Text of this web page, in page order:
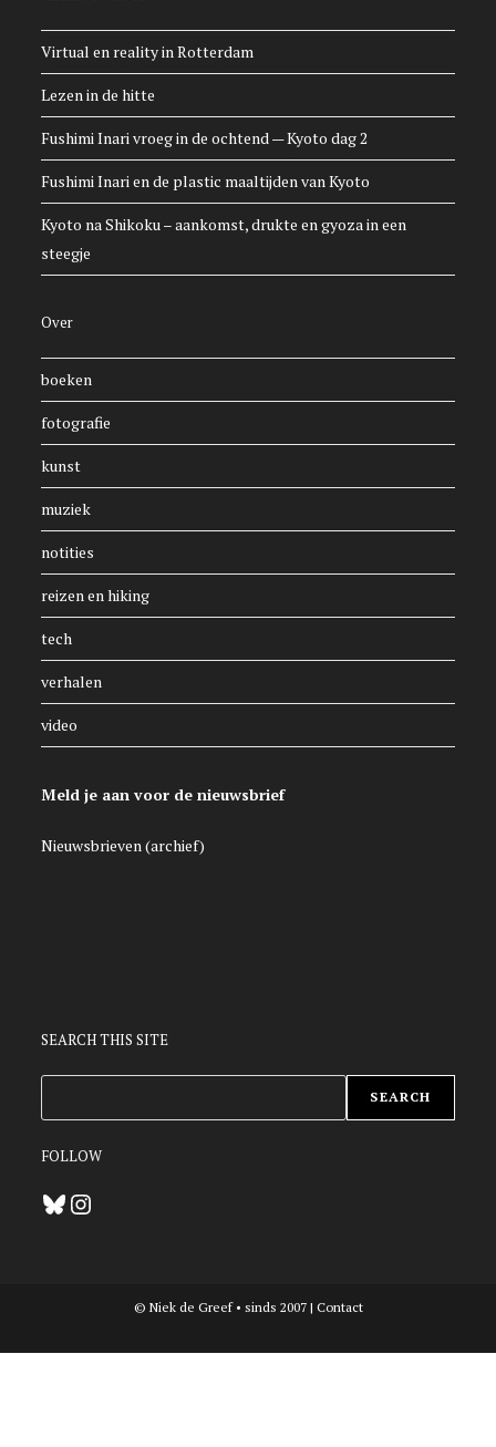
Virtual en reality in Rotterdam
Lezen in de hitte
Fushimi Inari vroeg in de ochtend — Kyoto dag 2
Fushimi Inari en de plastic maaltijden van Kyoto
Kyoto na Shikoku – aankomst, drukte en gyoza in een
steegje
Over
boeken
fotografie
kunst
muziek
notities
reizen en hiking
tech
verhalen
video
Meld je aan voor de nieuwsbrief
Nieuwsbrieven (archief)
SEARCH THIS SITE
SEARCH
FOLLOW
BlueskyInstagram
© Niek de Greef • sinds 2007 | Contact